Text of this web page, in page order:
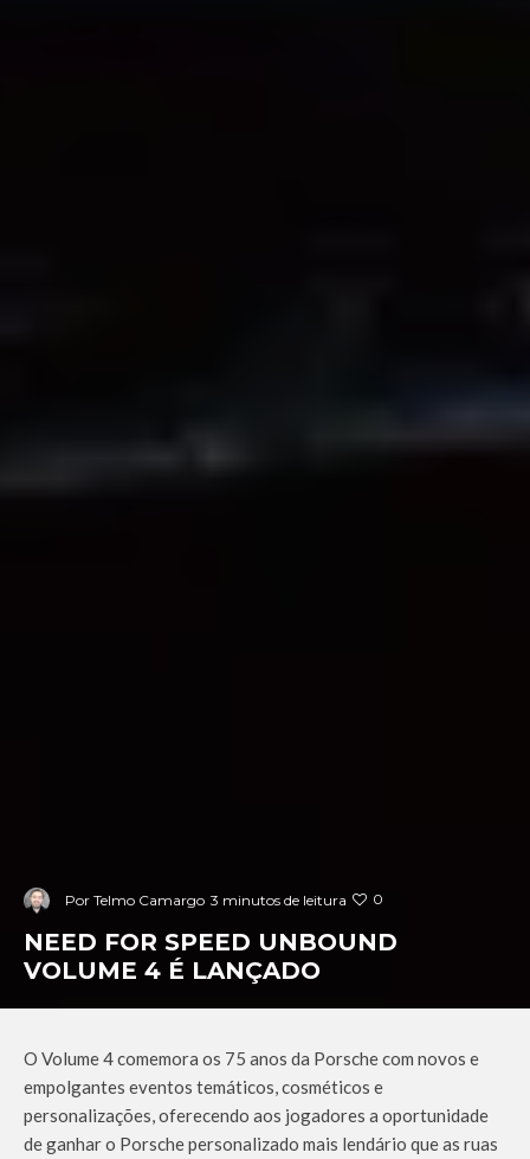
Por Telmo Camargo 3 minutos de leitura 0
NEED FOR SPEED UNBOUND
VOLUME 4 É LANÇADO
O Volume 4 comemora os 75 anos da Porsche com novos e
empolgantes eventos temáticos, cosméticos e
personalizações, oferecendo aos jogadores a oportunidade
de ganhar o Porsche personalizado mais lendário que as ruas